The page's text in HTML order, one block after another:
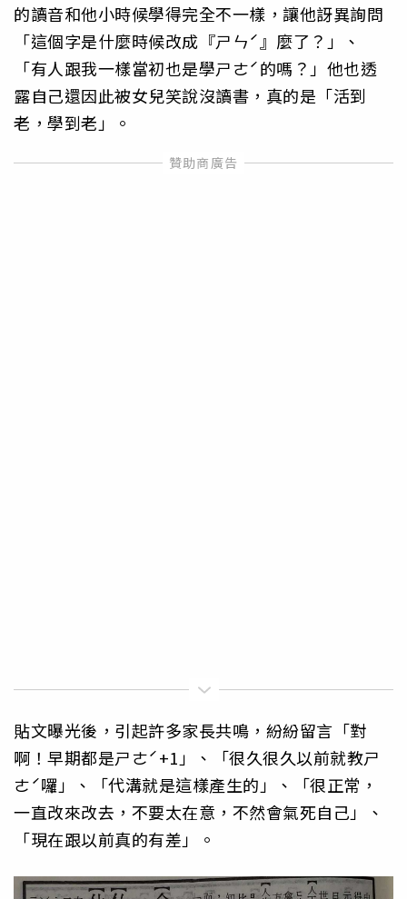
的讀音和他小時候學得完全不一樣，讓他訝異詢問
「這個字是什麼時候改成『ㄕㄣˊ』麼了？」、
「有人跟我一樣當初也是學ㄕㄜˊ的嗎？」他也透
露自己還因此被女兒笑說沒讀書，真的是「活到
老，學到老」。
貼文曝光後，引起許多家長共鳴，紛紛留言「對
啊！早期都是ㄕㄜˊ+1」、「很久很久以前就教ㄕ
ㄜˊ囉」、「代溝就是這樣產生的」、「很正常，
一直改來改去，不要太在意，不然會氣死自己」、
「現在跟以前真的有差」。